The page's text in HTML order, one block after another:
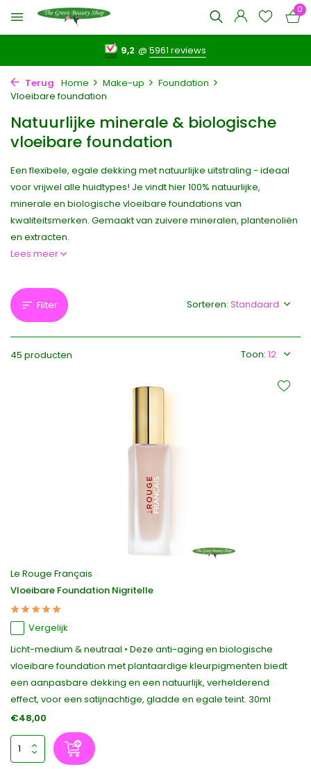
0
9,2 @5961 reviews
Terug Home Make-up
Foundation
Vloeibare foundation
Natuurlijke minerale & biologische
vloeibare foundation
Een flexibele, egale dekking met natuurlijke uitstraling - ideaal
voor vrijwel alle huidtypes! Je vindt hier 100% natuurlijke,
minerale en biologische vloeibare foundations van
kwaliteitsmerken. Gemaakt van zuivere mineralen, plantenoliën
en extracten.
Lees meer
Filter
45 producten Toon:
Sorteren:
Le Rouge Français
Vloeibare Foundation Nigritelle
Vergelijk
Licht-medium & neutraal • Deze anti-aging en biologische
vloeibare foundation met plantaardige kleurpigmenten biedt
een aanpasbare dekking en een natuurlijk, verhelderend
effect, voor een satijnachtige, gladde en egale teint. 30ml
€48,00